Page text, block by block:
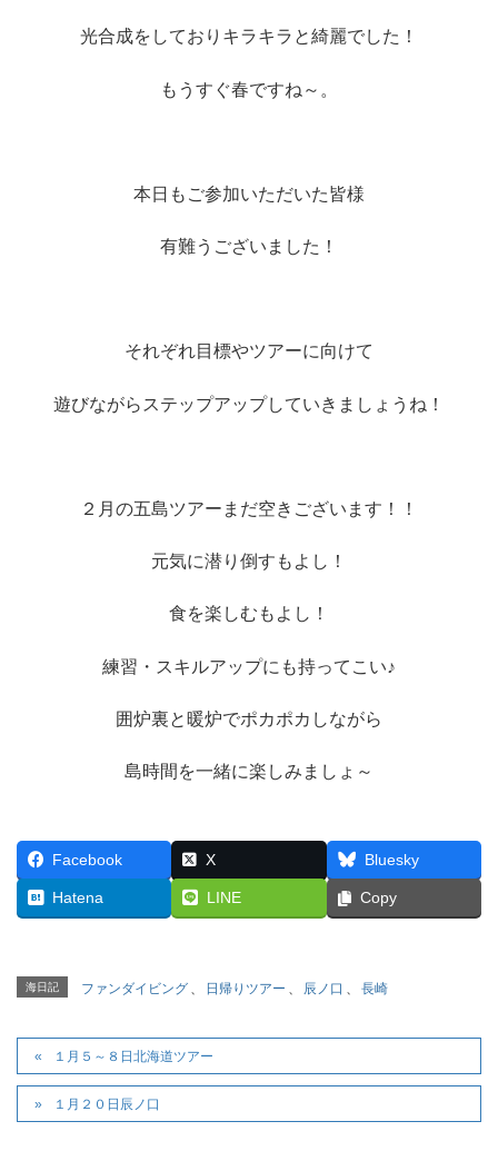
光合成をしておりキラキラと綺麗でした！
もうすぐ春ですね～。
本日もご参加いただいた皆様
有難うございました！
それぞれ目標やツアーに向けて
遊びながらステップアップしていきましょうね！
２月の五島ツアーまだ空きございます！！
元気に潜り倒すもよし！
食を楽しむもよし！
練習・スキルアップにも持ってこい♪
囲炉裏と暖炉でポカポカしながら
島時間を一緒に楽しみましょ～
Facebook X Bluesky
Hatena LINE Copy
海日記 ファンダイビング 、 日帰りツアー 、 辰ノ口 、 長崎
１月５～８日北海道ツアー
１月２０日辰ノ口